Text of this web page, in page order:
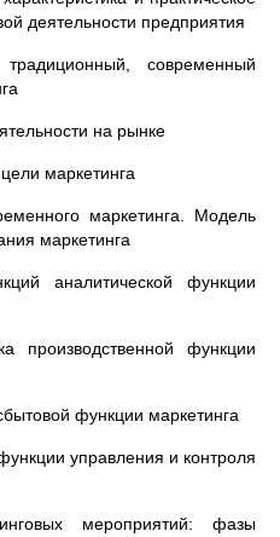
деятельности предприятия
современный
на рынке
маркетинга
маркетинга. Модель
маркетинга
аналитической функции
производственной функции
функции маркетинга
управления и контроля
мероприятий: фазы